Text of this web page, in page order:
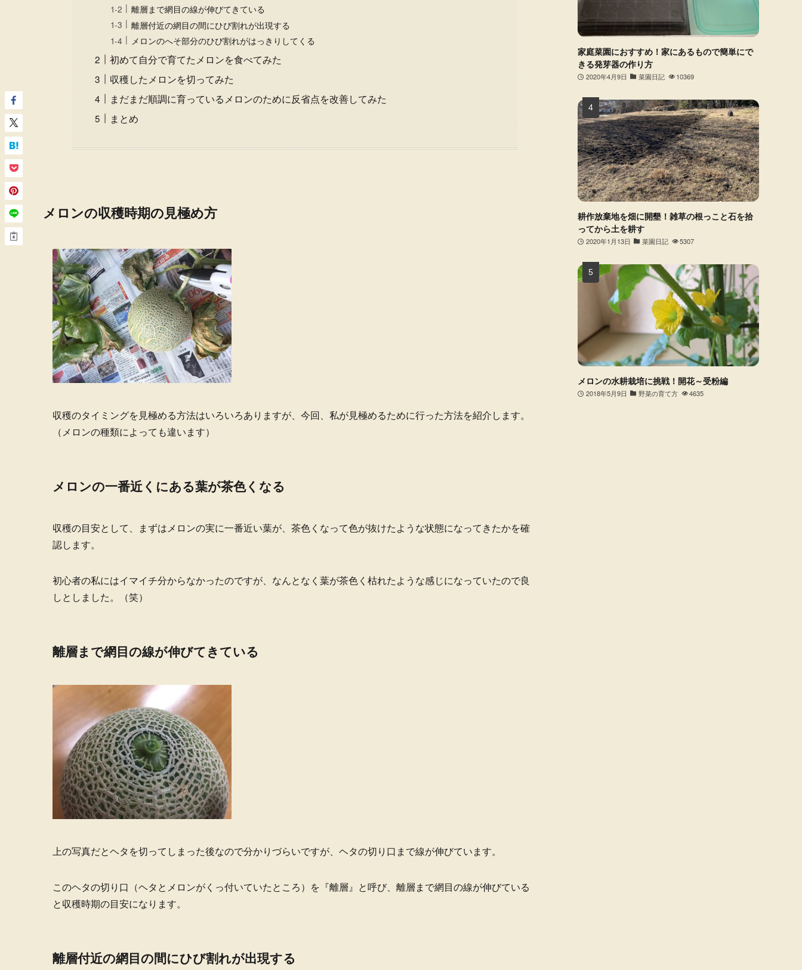
離層まで網目の線が伸びてきている
離層付近の網目の間にひび割れが出現する
メロンのへそ部分のひび割れがはっきりしてくる
初めて自分で育てたメロンを食べてみた
収穫したメロンを切ってみた
まだまだ順調に育っているメロンのために反省点を改善してみた
まとめ
メロンの収穫時期の見極め方
収穫のタイミングを見極める方法はいろいろありますが、今回、私が見極めるために行った方法を紹介します。
（メロンの種類によっても違います）
メロンの一番近くにある葉が茶色くなる
収穫の目安として、まずはメロンの実に一番近い葉が、茶色くなって色が抜けたような状態になってきたかを確
認します。
初心者の私にはイマイチ分からなかったのですが、なんとなく葉が茶色く枯れたような感じになっていたので良
しとしました。（笑）
離層まで網目の線が伸びてきている
上の写真だとヘタを切ってしまった後なので分かりづらいですが、ヘタの切り口まで線が伸びています。
このヘタの切り口（ヘタとメロンがくっ付いていたところ）を『離層』と呼び、離層まで網目の線が伸びている
と収穫時期の目安になります。
離層付近の網目の間にひび割れが出現する
家庭菜園におすすめ！家にあるもので簡単にで
きる発芽器の作り方
2020年4月9日 菜園日記 10369
耕作放棄地を畑に開墾！雑草の根っこと石を拾
ってから土を耕す
2020年1月13日 菜園日記 5307
メロンの水耕栽培に挑戦！開花～受粉編
2018年5月9日 野菜の育て方 4635